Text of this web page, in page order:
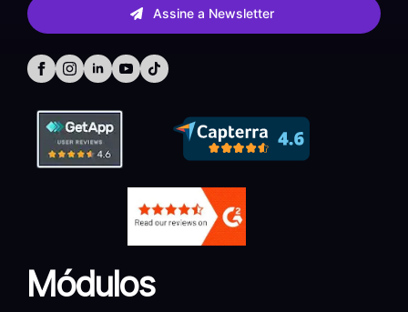
Assine a Newsletter
Módulos